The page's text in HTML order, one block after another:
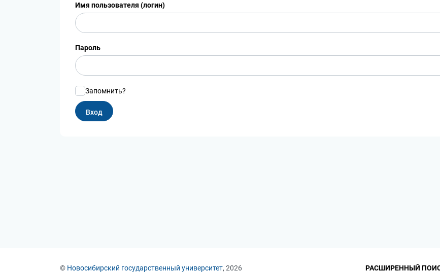
Имя пользователя (логин)
Пароль
Запомнить?
© Новосибирский государственный университет, 2026 РАСШИРЕННЫЙ